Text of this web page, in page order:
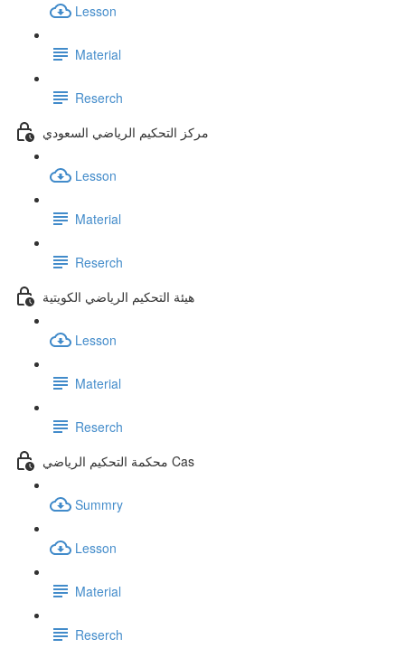
Lesson
Material
Reserch
مركز التحكيم الرياضي السعودي
Lesson
Material
Reserch
هيئة التحكيم الرياضي الكويتية
Lesson
Material
Reserch
محكمة التحكيم الرياضي Cas
Summry
Lesson
Material
Reserch